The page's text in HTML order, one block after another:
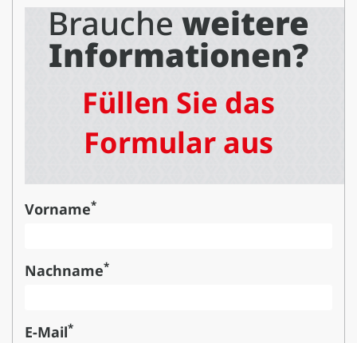
Brauche weitere
Informationen?
Füllen Sie das
Formular aus
Vorname*
Nachname*
E-Mail*